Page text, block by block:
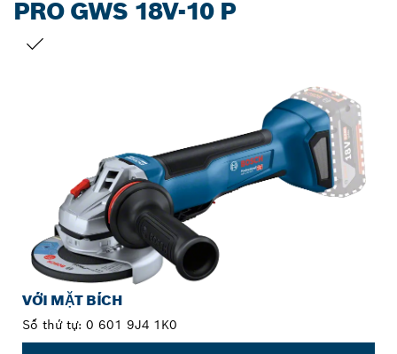
PRO GWS 18V-10 P
VỚI MẶT BÍCH
Số thứ tự: 0 601 9J4 1K0